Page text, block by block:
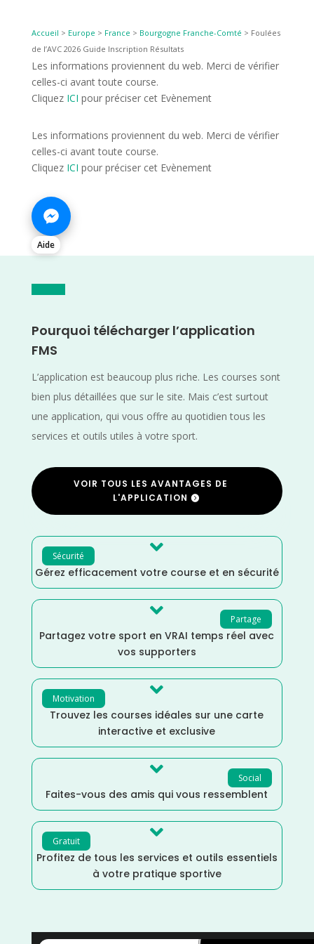
Accueil > Europe > France > Bourgogne Franche-Comté > Foulées
de l’AVC 2026 Guide Inscription Résultats
Les informations proviennent du web. Merci de vérifier
celles-ci avant toute course.
Cliquez ICI pour préciser cet Evènement
Les informations proviennent du web. Merci de vérifier
celles-ci avant toute course.
Cliquez ICI pour préciser cet Evènement
Aide
Pourquoi télécharger l’application
FMS
L’application est beaucoup plus riche. Les courses sont
bien plus détaillées que sur le site. Mais c’est surtout
une application, qui vous offre au quotidien tous les
services et outils utiles à votre sport.
VOIR TOUS LES AVANTAGES DE
L'APPLICATION
Sécurité 
Gérez efficacement votre course et en sécurité
Partage

Partagez votre sport en VRAI temps réel avec
vos supporters
Motivation 
Trouvez les courses idéales sur une carte
interactive et exclusive
Social

Faites-vous des amis qui vous ressemblent
Gratuit 
Profitez de tous les services et outils essentiels
à votre pratique sportive